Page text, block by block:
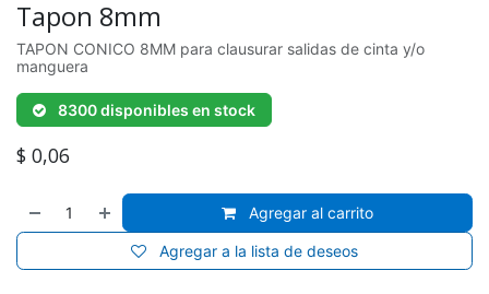
Tapon 8mm
TAPON CONICO 8MM para clausurar salidas de cinta y/o
manguera
8300 disponibles en stock
$ 0,06
Agregar al carrito
Agregar a la lista de deseos